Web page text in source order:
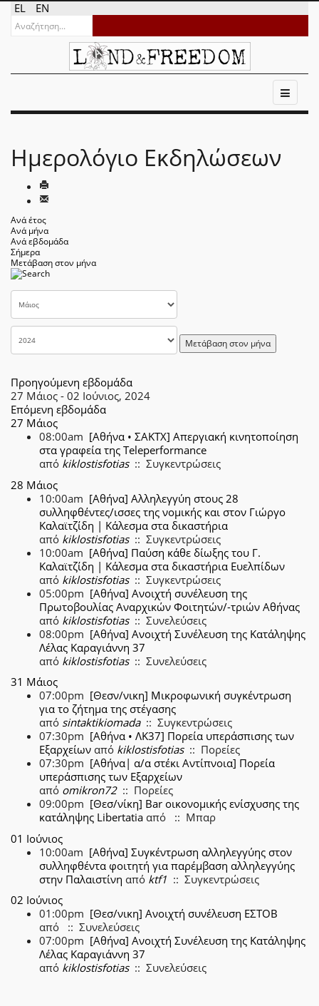
EL EN
Ημερολόγιο Εκδηλώσεων
Ανά έτος
Ανά μήνα
Ανά εβδομάδα
Σήμερα
Μετάβαση στον μήνα
Μετάβαση στον μήνα
Προηγούμενη εβδομάδα
27 Μάιος - 02 Ιούνιος, 2024
Επόμενη εβδομάδα
27 Μάιος
08:00am [Aθήνα • ΣΑΚΤΧ] Απεργιακή κινητοποίηση
στα γραφεία της Teleperformance
από kiklostisfotias:: Συγκεντρώσεις
28 Μάιος
10:00am [Αθήνα] Αλληλεγγύη στους 28
συλληφθέντες/ισσες της νομικής και στον Γιώργο
Καλαϊτζίδη | Κάλεσμα στα δικαστήρια
από kiklostisfotias:: Συγκεντρώσεις
10:00am [Αθήνα] Παύση κάθε δίωξης του Γ.
Καλαϊτζίδη | Κάλεσμα στα δικαστήρια Ευελπίδων
από kiklostisfotias:: Συγκεντρώσεις
05:00pm [Αθήνα] Ανοιχτή συνέλευση της
Πρωτοβουλίας Αναρχικών Φοιτητών/-τριών Αθήνας
από kiklostisfotias:: Συνελεύσεις
08:00pm [Αθήνα] Ανοιχτή Συνέλευση της Κατάληψης
Λέλας Καραγιάννη 37
από kiklostisfotias:: Συνελεύσεις
31 Μάιος
07:00pm [Θεσν/νικη] Μικροφωνική συγκέντρωση
για το ζήτημα της στέγασης
από sintaktikiomada:: Συγκεντρώσεις
07:30pm [Αθήνα • ΛΚ37] Πορεία υπεράσπισης των
Εξαρχείων από kiklostisfotias:: Πορείες
07:30pm [Αθήνα| α/α στέκι Αντίπνοια] Πορεία
υπεράσπισης των Εξαρχείων
από omikron72:: Πορείες
09:00pm [Θεσ/νίκη] Bar οικονομικής ενίσχυσης της
κατάληψης Libertatia από
:: Μπαρ
01 Ιούνιος
10:00am [Αθήνα] Συγκέντρωση αλληλεγγύης στον
συλληφθέντα φοιτητή για παρέμβαση αλληλεγγύης
στην Παλαιστίνη από ktf1 :: Συγκεντρώσεις
02 Ιούνιος
01:00pm [Θεσ/νικη] Ανοιχτή συνέλευση ΕΣΤΟΒ
από
:: Συνελεύσεις
07:00pm [Αθήνα] Ανοιχτή Συνέλευση της Κατάληψης
Λέλας Καραγιάννη 37
από kiklostisfotias:: Συνελεύσεις